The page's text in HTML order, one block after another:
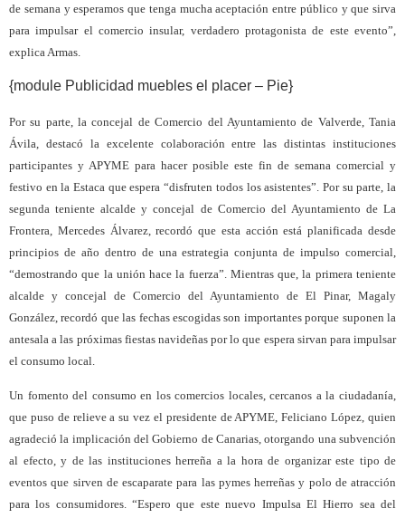
de semana y esperamos que tenga mucha aceptación entre público y que sirva
para impulsar el comercio insular, verdadero protagonista de este evento”,
explica Armas.
{module Publicidad muebles el placer – Pie}
Por su parte, la concejal de Comercio del Ayuntamiento de Valverde, Tania
Ávila, destacó la excelente colaboración entre las distintas instituciones
participantes y APYME para hacer posible este fin de semana comercial y
festivo en la Estaca que espera “disfruten todos los asistentes”. Por su parte, la
segunda teniente alcalde y concejal de Comercio del Ayuntamiento de La
Frontera, Mercedes Álvarez, recordó que esta acción está planificada desde
principios de año dentro de una estrategia conjunta de impulso comercial,
“demostrando que la unión hace la fuerza”. Mientras que, la primera teniente
alcalde y concejal de Comercio del Ayuntamiento de El Pinar, Magaly
González, recordó que las fechas escogidas son importantes porque suponen la
antesala a las próximas fiestas navideñas por lo que espera sirvan para impulsar
el consumo local.
Un fomento del consumo en los comercios locales, cercanos a la ciudadanía,
que puso de relieve a su vez el presidente de APYME, Feliciano López, quien
agradeció la implicación del Gobierno de Canarias, otorgando una subvención
al efecto, y de las instituciones herreña a la hora de organizar este tipo de
eventos que sirven de escaparate para las pymes herreñas y polo de atracción
para los consumidores. “Espero que este nuevo Impulsa El Hierro sea del